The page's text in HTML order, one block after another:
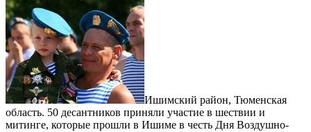
Ишимский район, Тюменская
область. 50 десантников приняли участие в шествии и
митинге, которые прошли в Ишиме в честь Дня Воздушно-